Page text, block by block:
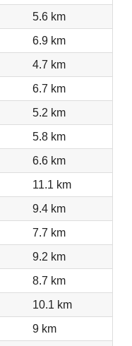
5.6 km
6.9 km
4.7 km
6.7 km
5.2 km
5.8 km
6.6 km
11.1 km
9.4 km
7.7 km
9.2 km
8.7 km
10.1 km
9 km